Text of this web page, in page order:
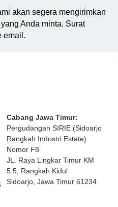
akan segera mengirimkan
Anda minta. Surat
email.
Cabang Jawa Timur:
Pergudangan SIRIE (Sidoarjo
Rangkah Industri Estate)
Nomor F8
JL. Raya Lingkar Timur KM
5.5, Rangkah Kidul
Sidoarjo, Jawa Timur 61234